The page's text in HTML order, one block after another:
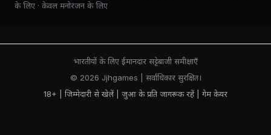
के लिए · केवल मनोरंजन के लिए
भारतीयों के लिए ईमानदार सट्टेबाजी समीक्षाएँ
© 2026 Jjhgames | सर्वाधिकार सुरक्षित।
18+ | जिम्मेदारी से खेलें | जुआ के प्रति जागरूक रहें| गेम केयर